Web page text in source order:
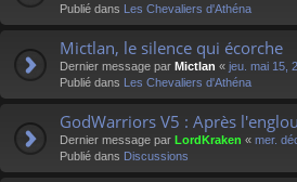
Publié dans Les Chevaliers d'Athéna
Mictlan, le silence qui écorche
Dernier message par Mictlan « jeu. mai 15,
Publié dans Les Chevaliers d'Athéna
GodWarriors V5 : Après
Dernier message par LordKraken « mer.
Publié dans Discussions